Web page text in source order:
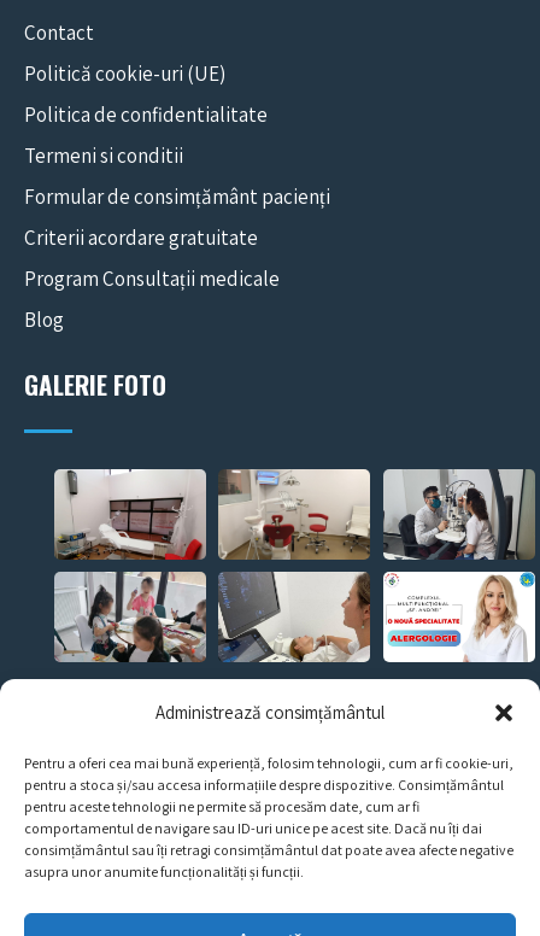
Administrează consimțământul
Pentru a oferi cea mai bună experiență, folosim tehnologii, cum ar fi cookie-uri,
pentru a stoca și/sau accesa informațiile despre dispozitive. Consimțământul
pentru aceste tehnologii ne permite să procesăm date, cum ar fi
comportamentul de navigare sau ID-uri unice pe acest site. Dacă nu îți dai
consimțământul sau îți retragi consimțământul dat poate avea afecte negative
asupra unor anumite funcționalități și funcții.
Contact
Politică cookie-uri (UE)
Politica de confidentialitate
Termeni si conditii
Formular de consimțământ pacienți
Criterii acordare gratuitate
Program Consultații medicale
Blog
GALERIE FOTO
CERE O PROGRAMARE!
Bd. George Coșbuc nr. 36-38, Sector 5, București.
contact@cmsfandrei.ro
031 4362 566